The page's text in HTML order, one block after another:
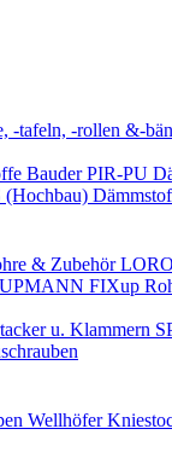
-tafeln, -rollen &-
Bauder PIR-PU
& Zubehör
UPMANN FIXup
u. Klammern
Wellhöfer